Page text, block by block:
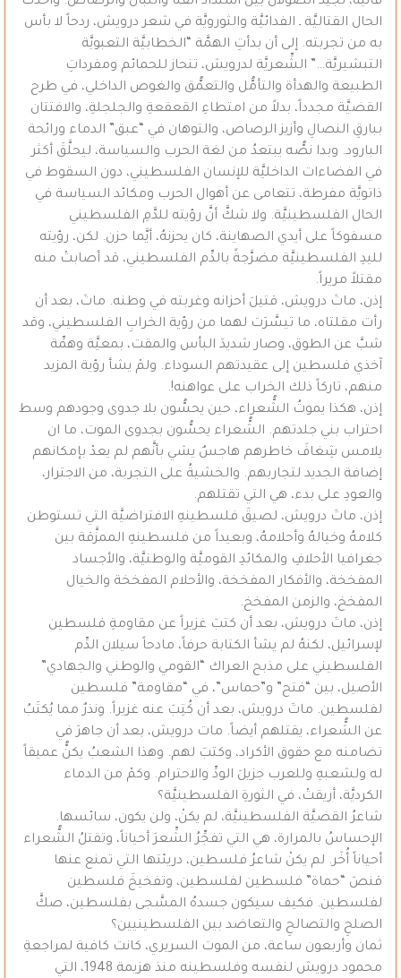
الحال القتاليَّة ـ الفدائيَّة والثورويَّة في شعر درويش، ردحاً لا بأس
به من تجربته. إلى أن بدأتِ الهمَّة “الخطابيَّة التعبويَّة
التبشيريَّة…” الشِّعريَّة لدرويش، تنحاز للحمائم ومفرداتِ
الطبيعة والهدأة والتأمُّل والتعمُّق والغوص الداخلي، في طرح
القضيَّة مجدداً، بدلاً من امتطاءِ القعقعةِ والجلجلةِ، والافتتان
ببارقِ النصالِ وأزيز الرصاص، والتوهان في “عبق” الدماء ورائحة
البارود. وبدا نصُّه يبتعدُ من لغة الحرب والسياسة، ليحلَّقَ أكثر
في الفضاءات الداخليَّة للإنسان الفلسطيني، دون السقوط في
ذاتويَّة مفرطة، تتعامى عن أهوال الحرب ومكائد السياسة في
الحال الفلسطينيَّة. ولا شكَّ أنَّ رؤيته للدَّمِ الفلسطيني
مسفوكاً على أيدي الصهاينة، كان يحزنهُ، أيَّما حزن. لكن، رؤيته
لليدِ الفلسطينيَّة مضرَّجةً بالدِّم الفلسطيني، قد أصابتْ منه
مقتلاً مريراً.
إذن، ماتَ درويش، قتيلَ أحزانه وغربته في وطنه. ماتَ، بعد أن
رأت مقلتاه، ما تيسَّرَت لهما من رؤية الخرابِ الفلسطيني، وقد
شبَّ عن الطوق، وصار شديدَ البأس والمقت، بمعيَّة وهمِّة
آخذي فلسطين إلى عقيدتهم السوداء. ولمْ يشأ رؤية المزيد
منهم، تاركاً ذلك الخراب على عواهنه!.
إذن، هكذا يموتُ الشُّعراء، حين يحسُّون بلا جدوى وجودهم وسط
احتراب بني جلدتهم. الشُّعراء يحسُّون بجدوى الموت، ما ان
يلامس شِغافَ خاطرهم هاجسٌ يشي بأنَّهم لم يعدْ بإمكانهم
إضافة الجديد لتجاربهم. والخشيةُ على التجربة، من الاجترار،
والعودِ على بدء، هي التي تقتلهم.
إذن، ماتَ درويش، لصيقَ فلسطينهِ الافتراضيَّة التي تستوطن
كلامهُ وخيالهُ وأحلامهُ، وبعيداً من فلسطينهِ الممزَّقة بين
جغرافيا الأحلافِ والمكائدِ القوميَّة والوطنيَّة، والأجساد
المفخخة، والأفكار المفخخة، والأحلام المفخخة والخيال
المفخخ، والزمن المفخخ.
إذن، ماتَ درويش، بعد أن كتبَ غزيراً عن مقاومةِ فلسطين
لإسرائيل، لكنهُ لم يشأ الكتابة حرفاً، مادحاً سيلان الدِّم
الفلسطيني على مذبح العراك “القومي والوطني والجهادي”
الأصيل، بين “فتح” و”حماس”، في “مقاومة” فلسطين
لفلسطين. ماتَ درويش، بعد أن كُتِبَ عنه غزيراً. ونذرٌ مما يُكتَبُ
عن الشُّعراء، يقتلهم أيضاً. مات درويش، بعد أن جاهرَ في
تضامنه مع حقوق الأكراد، وكتبَ لهم. وهذا الشعبُ يكنُّ عميقاً
له ولشعبهِ وللعرب جزيلَ الودِّ والاحترام. وكمْ من الدماء
الكرديَّة، أريقتْ، في الثورةِ الفلسطينيَّة؟
شاعرُ القضيَّة الفلسطينيَّة، لم يكنْ، ولن يكون، سائسها.
الإحساسُ بالمرارة، هي التي تفجِّرُ الشِّعرَ أحياناً، وتقتلُ الشُّعراء
أحياناً أُخَر. لم يكنْ شاعرُ فلسطين، دريئتها التي تمنع عنها
قنصَ “حماة” فلسطين لفلسطين، وتفخيخَ فلسطين
لفلسطين. فكيف سيكون جسدهُ المسَّجى بفلسطين، صكَّ
الصلحِ والتصالحِ والتعاضد بين الفلسطينيين؟
ثمان وأربعون ساعة، من الموت السريري، كانت كافية لمراجعةِ
محمود درويش لنفسه وفلسطينه منذ هزيمة 1948، التي